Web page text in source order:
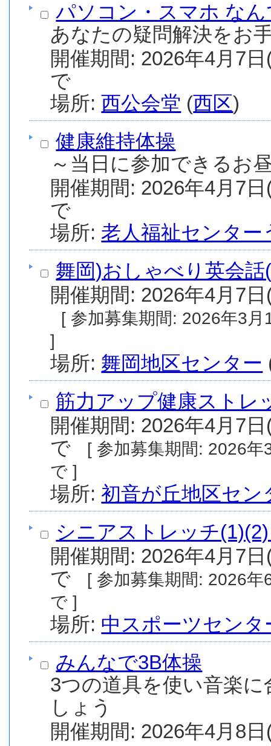
パソコン・スマホ な
あなたの疑問解決をお
開催期間: 2026年4月7
場所:西公会堂 (西区)
健康維持体操
～当日に参加できるお
開催期間: 2026年4月7
場所:老人福祉センター
舞岡)おしゃべり英会話
開催期間: 2026年4月7
[ 参加募集期間: 2026年3月11日(水) から 2026年3月17日(火) まで
]
場所: 舞岡地区センター
筋力アップ健康ストレ
開催期間: 2026年4月7
[ 参加募集期間: 2026年3月17日(火) から 2026年4月7日(火) ま
で ]
場所:初音が丘地区セン
シニアストレッチ
開催期間: 2026年4月7
[ 参加募集期間: 2026年6月1日(月) から 2026年6月15日(月) ま
で ]
場所: 中スポーツセンタ
みんなで3B体操
3つの道具を使い音楽
しょう
開催期間: 2026年4月8